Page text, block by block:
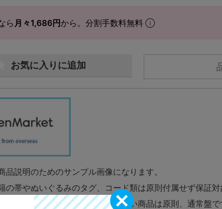
ら 月々1,686円から。分割手数料無料
お気に入りに追加
品説明のためのサンプル画像になります。
の帯やぬいぐるみのタグ、コード類は原則付属せず保証対
欄に特別な記載が無い限り取り扱い商品は原則、通常盤で